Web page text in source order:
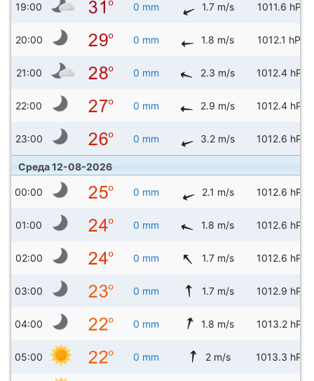
19:00 0 mm 1.7 m/s 1011.6 hPa
20:00 0 mm 1.8 m/s 1012.1 hPa
21:00 0 mm 2.3 m/s 1012.4 hPa
22:00 0 mm 2.9 m/s 1012.4 hPa
23:00 0 mm 3.2 m/s 1012.6 hPa
Среда 12-08-2026
00:00 0 mm 2.1 m/s 1012.6 hPa
01:00 0 mm 1.8 m/s 1012.6 hPa
02:00 0 mm 1.7 m/s 1012.6 hPa
03:00 0 mm 1.7 m/s 1012.9 hPa
04:00 0 mm 1.8 m/s 1013.2 hPa
05:00 0 mm 2 m/s 1013.3 hPa